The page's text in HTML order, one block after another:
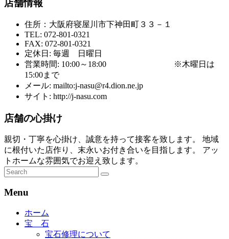
店舗情報
住所：大阪府寝屋川市下神田町３３－１
TEL: 072-801-0321
FAX: 072-801-0321
定休日: 毎週 日曜日
営業時間: 10:00～18:00 ※木曜日は
15:00まで
メール: mailto:j-nasu@r4.dion.ne.jp
サイト: http://j-nasu.com
店舗の心掛け
親切・丁寧を心掛け、誠意を持って接客を致します。 地域
に根付いた店作り、末永いお付き合いを目指します。 アッ
トホームな雰囲気でお迎え致します。
Menu
ホーム
宝 石
宝石修理について